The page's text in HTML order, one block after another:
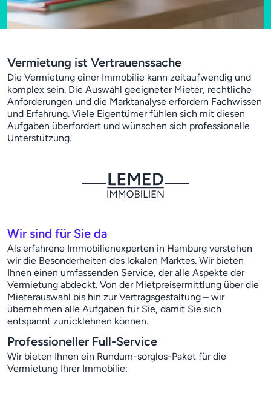
Vermietung ist Vertrauenssache
Die Vermietung einer Immobilie kann zeitaufwendig und
komplex sein. Die Auswahl geeigneter Mieter, rechtliche
Anforderungen und die Marktanalyse erfordern Fachwissen
und Erfahrung. Viele Eigentümer fühlen sich mit diesen
Aufgaben überfordert und wünschen sich professionelle
Unterstützung.
Wir sind für Sie da
Als erfahrene Immobilienexperten in Hamburg verstehen
wir die Besonderheiten des lokalen Marktes. Wir bieten
Ihnen einen umfassenden Service, der alle Aspekte der
Vermietung abdeckt. Von der Mietpreisermittlung über die
Mieterauswahl bis hin zur Vertragsgestaltung – wir
übernehmen alle Aufgaben für Sie, damit Sie sich
entspannt zurücklehnen können.
Professioneller Full-Service
Wir bieten Ihnen ein Rundum-sorglos-Paket für die
Vermietung Ihrer Immobilie: